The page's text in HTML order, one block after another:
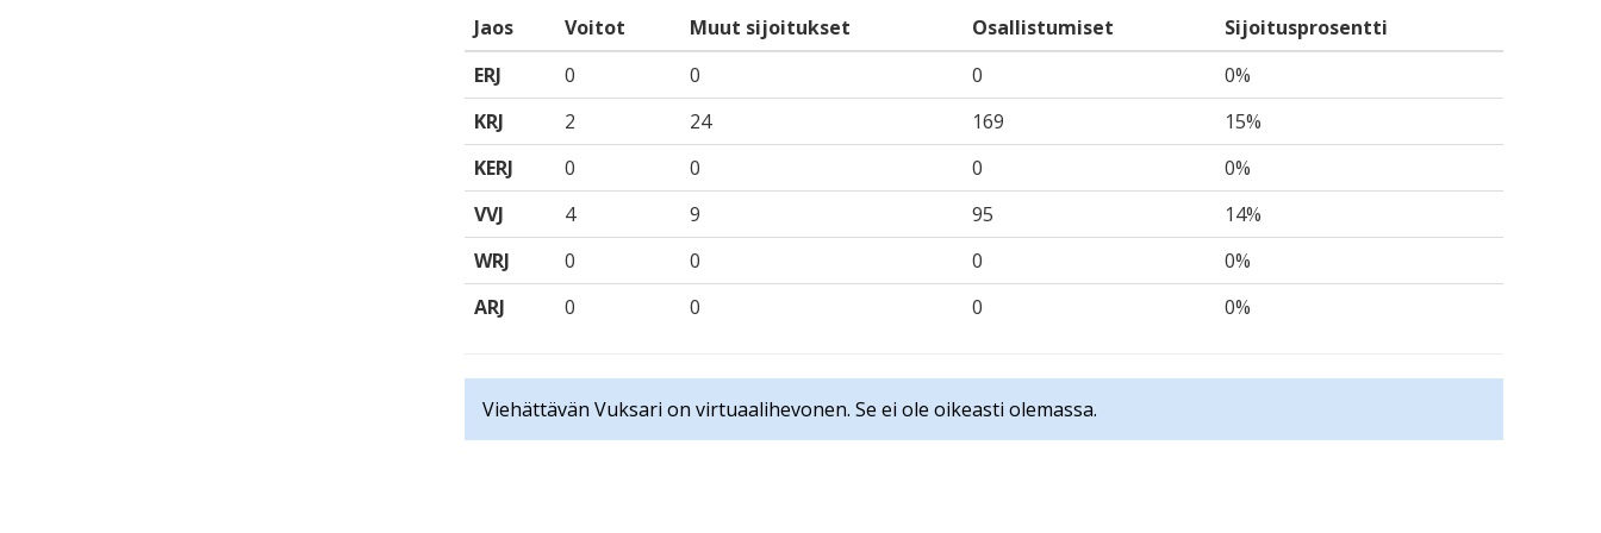
Jaos Voitot Muut sijoitukset Osallistumiset
Sijoitusprosentti
ERJ
0 0 0
0%
KRJ
2 24 169
15%
KERJ
0 0 0
0%
VVJ
4 9 95
14%
WRJ
0 0 0
0%
ARJ
0 0 0 0%
Viehättävän Vuksari on virtuaalihevonen. Se ei ole oikeasti olemassa.